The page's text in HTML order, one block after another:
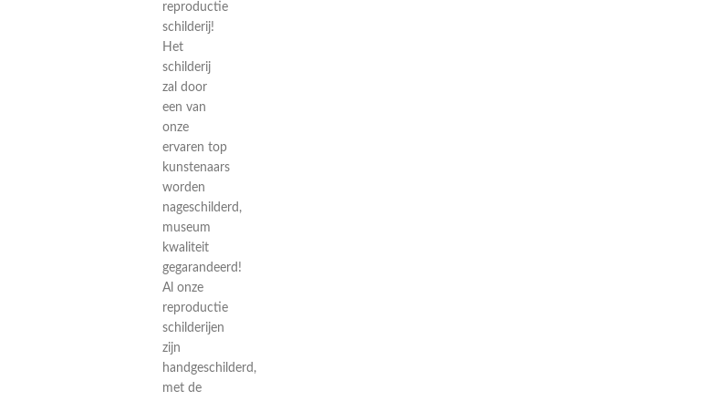
reproductie
schilderij!
Het
schilderij
zal door
een van
onze
ervaren top
kunstenaars
worden
nageschilderd,
museum
kwaliteit
gegarandeerd!
Al onze
reproductie
schilderijen
zijn
handgeschilderd,
met de